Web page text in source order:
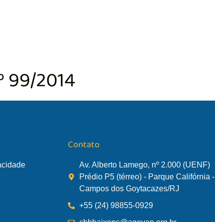
99/2014
Contato
Av. Alberto Lamego, nº 2.000 (UENF)
Prédio P5 (térreo) - Parque Califórnia -
Campos dos Goytacazes/RJ
+55 (24) 98855-0929